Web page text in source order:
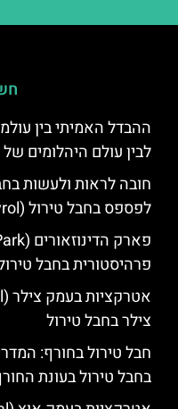
ההבדל האמיתי בין
לבין עולם היהלומים
חובה לראות ולעשות
לפספס בחבל טירול (Tyrol)
פרהיסטורית בחבל
צילר בחבל טירול
חבל טירול בחורף:
בחבל טירול בעונת